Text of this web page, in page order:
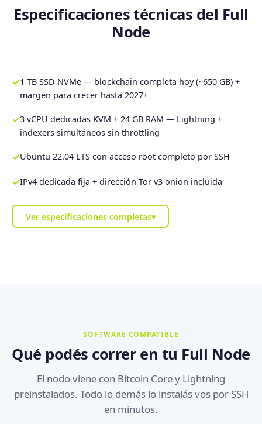
Especificaciones técnicas del Full
Node
✓1 TB SSD NVMe — blockchain completa hoy (~650 GB) +
margen para crecer hasta 2027+
✓3 vCPU dedicadas KVM + 24 GB RAM — Lightning +
indexers simultáneos sin throttling
✓Ubuntu 22.04 LTS con acceso root completo por SSH
✓IPv4 dedicada fija + dirección Tor v3 onion incluida
Ver especificaciones completas▾
SOFTWARE COMPATIBLE
Qué podés correr en tu Full Node
El nodo viene con Bitcoin Core y Lightning
preinstalados. Todo lo demás lo instalás vos por SSH
en minutos.